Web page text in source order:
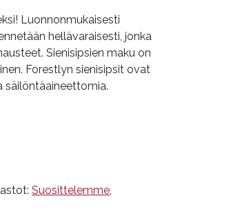
Luonnonmukaisesti
hellävaraisesti, jonka
Sienisipsien maku on
Forestlyn sienisipsit ovat
säilöntäaineettomia.
Suosittelemme